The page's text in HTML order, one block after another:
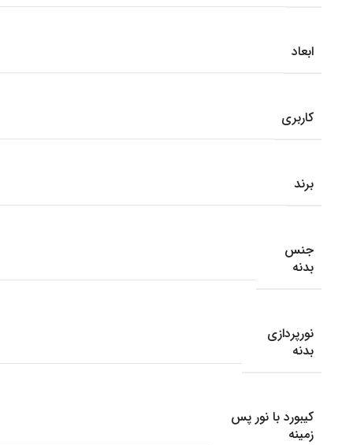
ابعاد
کاربری
برند
جنس
بدنه
نورپردازی
بدنه
کیبورد با نور پس
زمینه